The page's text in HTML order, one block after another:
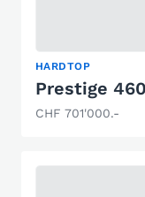
HARDTOP
Prestige
CHF 701'000.-